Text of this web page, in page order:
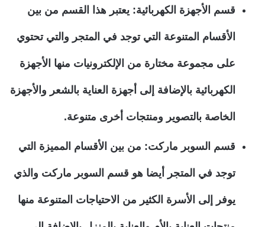
قسم الأجهزة الكهربائية: يعتبر هذا القسم من بين
الأقسام المتنوعة التي توجد في المتجر والتي تحتوي
على مجموعة مختارة من الإلكترونيات منها الأجهزة
الكهربائية بالإضافة إلى أجهزة العناية بالشعر والأجهزة
الخاصة بالتصوير ومنتجات أخرى متنوعة.
قسم السوبر ماركت: من بين الأقسام المميزة التي
توجد في المتجر أيضا هو قسم السوبر ماركت والذي
يوفر إلى الأسرة الكثير من الاحتياجات المتنوعة منها